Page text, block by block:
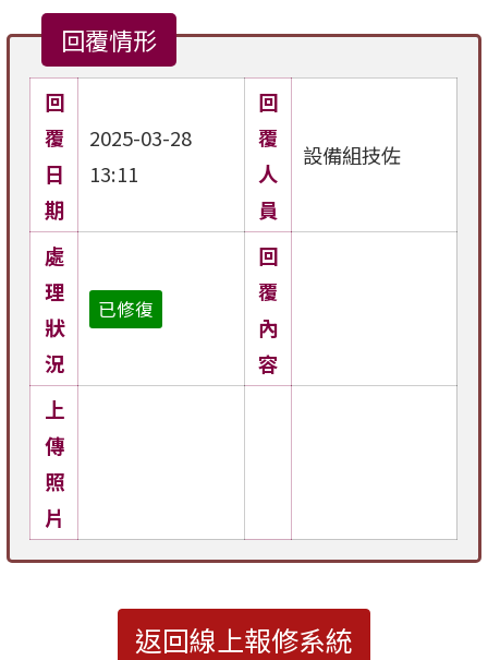
回覆情形
回
覆
日
期
2025-03-28
13:11
回
覆
人
員
設備組技佐
處
理
狀
況
已修復
回
覆
內
容
上
傳
照
片
返回線上報修系統